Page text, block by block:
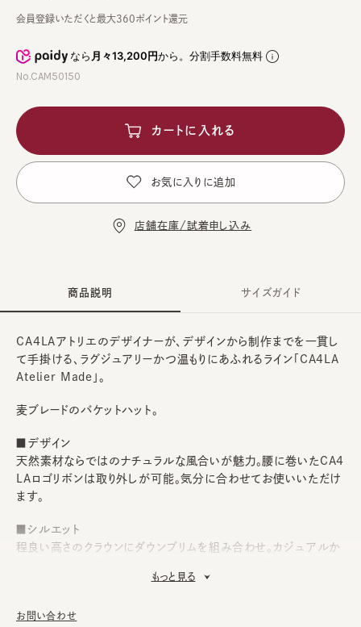
なら月々13,200円から。分割手数料無料
No.CAM50150
会員登録いただくと最大360ポイント還元
カートに入れる
お気に入りに追加
店舗在庫/試着申し込み
商品説明
CA4LAアトリエのデザイナーが、デザインから制作までを一貫し
て手掛ける、ラグジュアリーかつ温もりにあふれるライン「CA4LA
Atelier Made」。
麦ブレードのバケットハット。
■デザイン
天然素材ならではのナチュラルな風合いが魅力。腰に巻いたCA4
LAロゴリボンは取り外しが可能。気分に合わせてお使いいただけ
ます。
■シルエット
程良い高さのクラウンにダウンブリムを組み合わせ。カジュアルか
細身の麦ブレードで製作。取り入れるだけで、シーズンムードを盛
もっと見る
サイズガイド
お問い合わせ